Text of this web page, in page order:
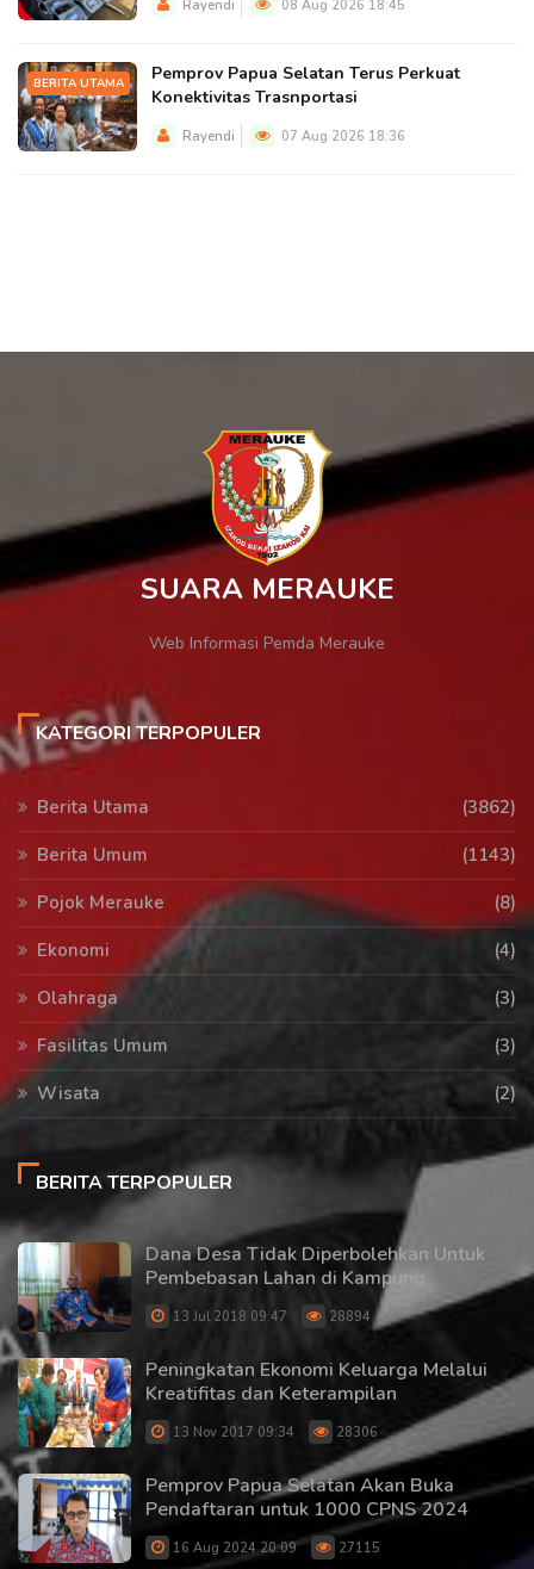
Rayendi 08 Aug 2026 18:45
BERITA UTAMA
Pemprov Papua Selatan Terus Perkuat
Konektivitas Trasnportasi
Rayendi 07 Aug 2026 18:36
SUARA MERAUKE
Web Informasi Pemda Merauke
KATEGORI TERPOPULER
Berita Utama
(3862)
Berita Umum
(1143)
Pojok Merauke
(8)
Ekonomi
(4)
Olahraga
(3)
Fasilitas Umum
(3)
Wisata
(2)
BERITA TERPOPULER
Dana Desa Tidak Diperbolehkan Untuk
Pembebasan Lahan di Kampung
13 Jul 2018 09:47 28894
Peningkatan Ekonomi Keluarga Melalui
Kreatifitas dan Keterampilan
13 Nov 2017 09:34 28306
Pemprov Papua Selatan Akan Buka
Pendaftaran untuk 1000 CPNS 2024
16 Aug 2024 20:09 27115